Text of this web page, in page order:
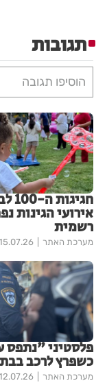
תגובות
הוסיפו תגובה
אירועי הגינות
רשמית
מערכת האתר
פלסטיני
כשפרץ לרכב
מערכת האתר